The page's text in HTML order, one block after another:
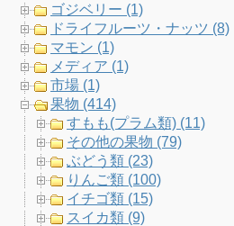
b
o
o
k
t
e
a
a
m
u
C
ゴジベリー (1)
ドライフルーツ・ナッツ (8)
マモン (1)
メディア (1)
市場 (1)
果物 (414)
すもも(プラム類) (11)
その他の果物 (79)
ぶどう類 (23)
りんご類 (100)
イチゴ類 (15)
スイカ類 (9)